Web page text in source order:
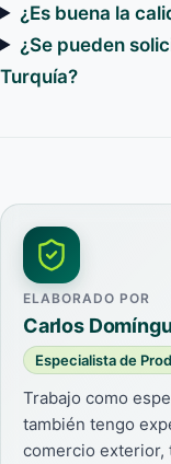
¿Es buena la
¿Se pueden
Turquía?
ELABORADO POR
Carlos
Especialista de
Trabajo como
también tengo
comercio exterior,